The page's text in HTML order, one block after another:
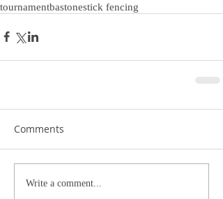
tournamentbastonestick fencing
Comments
Write a comment...